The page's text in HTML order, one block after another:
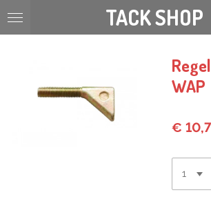
Ga
TACK SHOP
WAP
€